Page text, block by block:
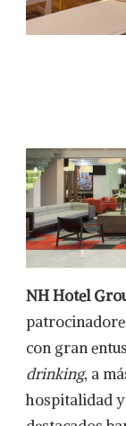
NH Hotel
con gran
drinking, a
hospitalidad y